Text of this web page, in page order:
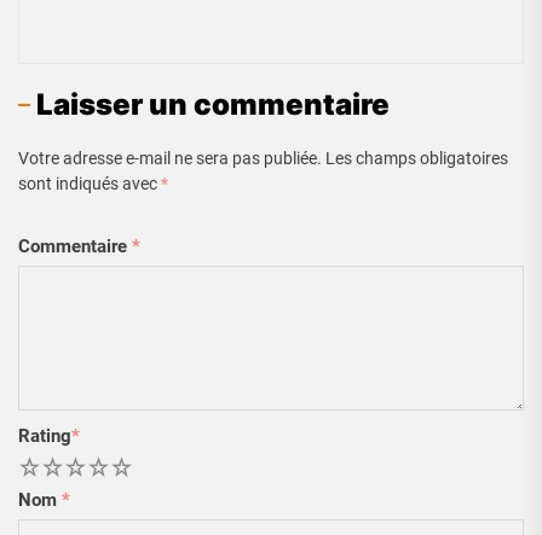
Laisser un commentaire
Votre adresse e-mail ne sera pas publiée. Les champs obligatoires
sont indiqués avec*
Commentaire *
Rating*
5
4
3
2
Nom *